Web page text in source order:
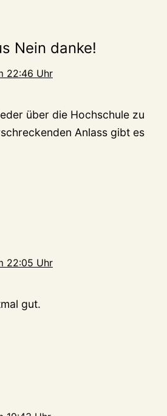
Nein danke!
22:46 Uhr
über die Hochschule zu
Anlass gibt es
22:05 Uhr
gut.